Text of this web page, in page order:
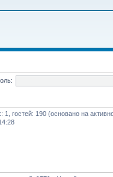
1, гостей: 190 (основано на